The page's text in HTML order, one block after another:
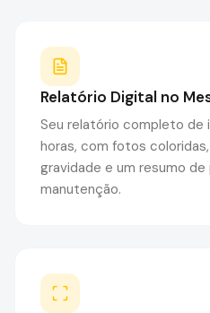
Relatório Digital no
Seu relatório completo de
horas, com fotos
gravidade e um resumo
manutenção.